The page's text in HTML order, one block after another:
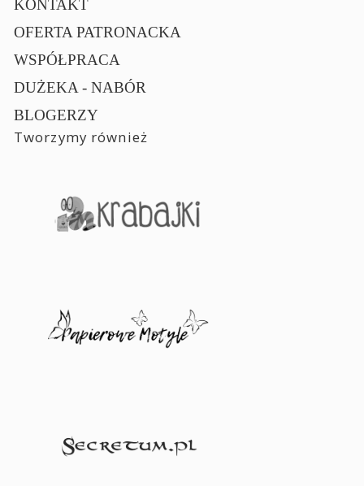
KONTAKT
OFERTA PATRONACKA
WSPÓŁPRACA
DUŻEKA - NABÓR
BLOGERZY
Tworzymy również